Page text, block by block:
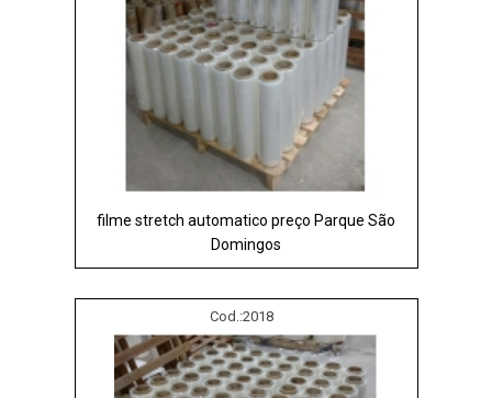
filme stretch automatico preço Parque São
Domingos
Cod.:2018